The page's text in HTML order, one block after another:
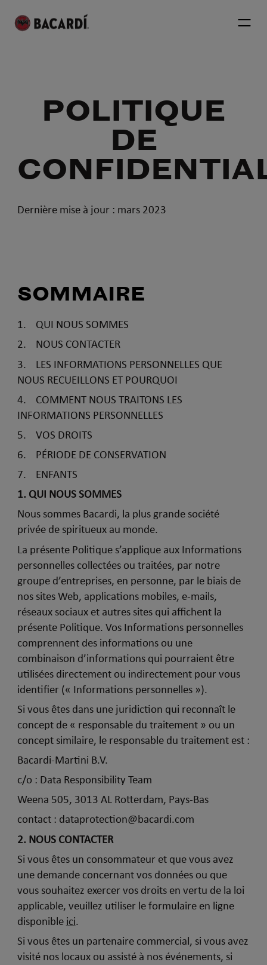
POLITIQUE
DE
Dernière mise à jour : mars 2023
SOMMAIRE
1. QUI NOUS SOMMES
2. NOUS CONTACTER
3. LES INFORMATIONS PERSONNELLES QUE
NOUS RECUEILLONS ET POURQUOI
4. COMMENT NOUS TRAITONS LES
INFORMATIONS PERSONNELLES
5. VOS DROITS
6. PÉRIODE DE CONSERVATION
7. ENFANTS
1. QUI NOUS SOMMES
Nous sommes Bacardi, la plus grande société
privée de spiritueux au monde.
La présente Politique s’applique aux Informations
personnelles collectées ou traitées, par notre
groupe d’entreprises, en personne, par le biais de
nos sites Web, applications mobiles, e-mails,
réseaux sociaux et autres sites qui affichent la
présente Politique. Vos Informations personnelles
comprennent des informations ou une
combinaison d’informations qui pourraient être
utilisées directement ou indirectement pour vous
identifier (« Informations personnelles »).
Si vous êtes dans une juridiction qui reconnaît le
concept de « responsable du traitement » ou un
concept similaire, le responsable du traitement est :
Bacardi-Martini B.V.
c/o : Data Responsibility Team
Weena 505, 3013 AL Rotterdam, Pays-Bas
contact : dataprotection@bacardi.com
2. NOUS CONTACTER
Si vous êtes un consommateur et que vous avez
une demande concernant vos données ou que
vous souhaitez exercer vos droits en vertu de la loi
applicable, veuillez utiliser le formulaire en ligne
disponible ici.
Si vous êtes un partenaire commercial, si vous avez
visité nos locaux ou assisté à nos événements, si